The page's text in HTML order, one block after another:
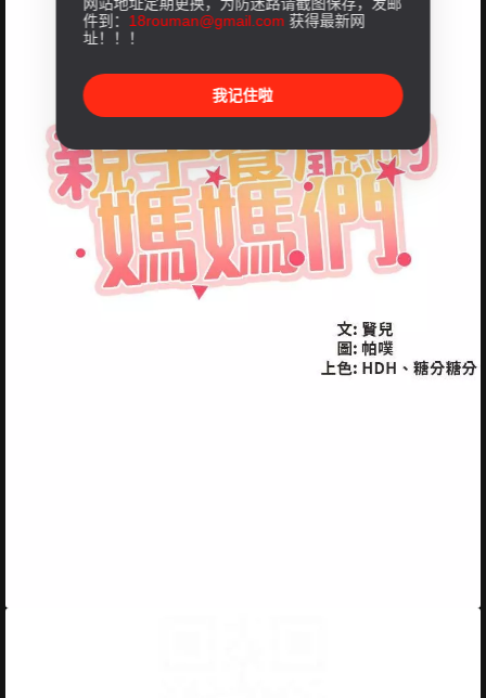
件到： 18rouman@gmail.com 获得最新网
址！！！
我记住啦